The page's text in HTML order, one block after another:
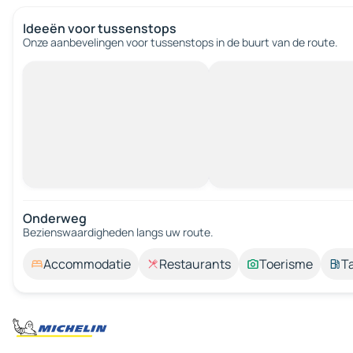
Ideeën voor tussenstops
Onze aanbevelingen voor tussenstops in de buurt van de route.
Onderweg
Bezienswaardigheden langs uw route.
Accommodatie Restaurants Toerisme